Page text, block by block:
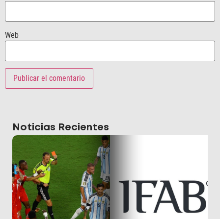
Web
Noticias Recientes